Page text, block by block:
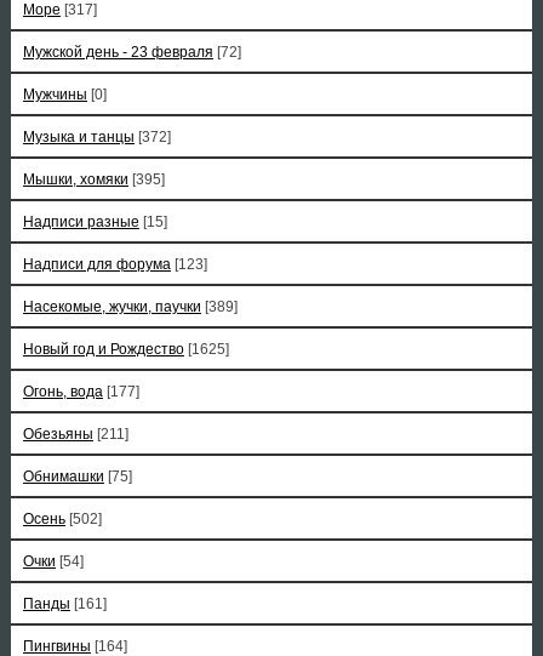
Море [317]
Мужской день - 23 февраля [72]
Мужчины [0]
Музыка и танцы [372]
Мышки, хомяки [395]
Надписи разные [15]
Надписи для форума [123]
Насекомые, жучки, паучки [389]
Новый год и Рождество [1625]
Огонь, вода [177]
Обезьяны [211]
Обнимашки [75]
Осень [502]
Очки [54]
Панды [161]
Пингвины [164]